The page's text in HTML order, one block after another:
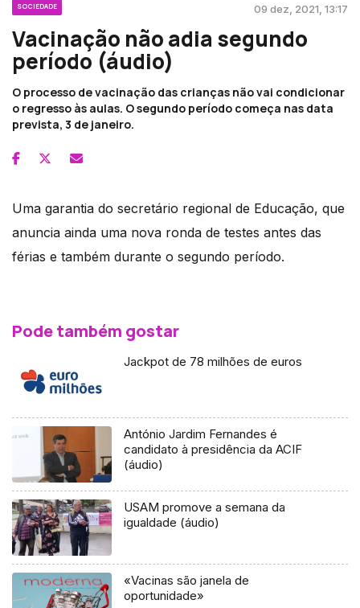
SOCIEDADE 09 dez, 2021, 13:17
Vacinação não adia segundo
período (áudio)
O processo de vacinação das crianças não vai condicionar
o regresso às aulas. O segundo período começa nas data
prevista, 3 de janeiro.
Uma garantia do secretário regional de Educação, que
anuncia ainda uma nova ronda de testes antes das
férias e também durante o segundo período.
Pode também gostar
Jackpot de 78 milhões de euros
António Jardim Fernandes é
candidato à presidência da ACIF
(áudio)
USAM promove a semana da
igualdade (áudio)
«Vacinas são janela de
oportunidade»